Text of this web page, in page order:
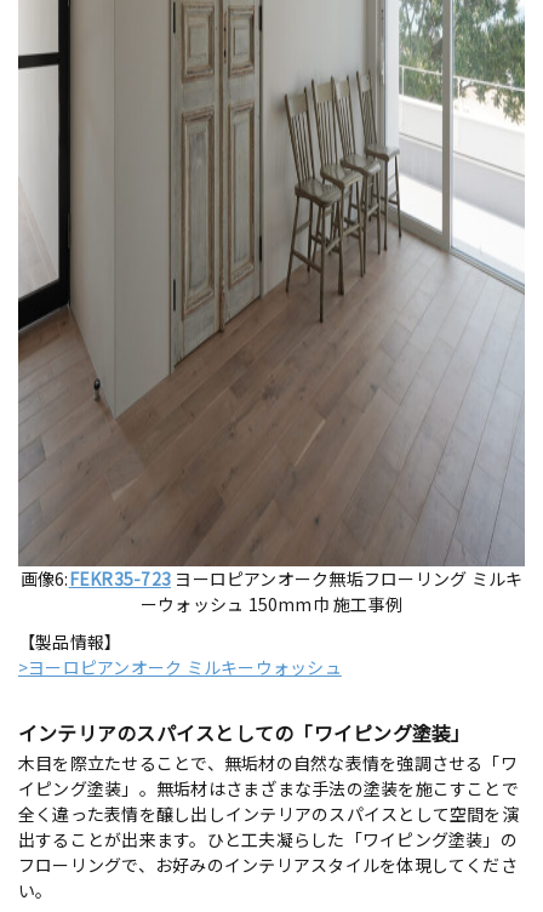
画像6:FEKR35-723 ヨーロピアンオーク無垢フローリング ミルキ
ーウォッシュ 150mm巾 施工事例
【製品情報】
>ヨーロピアンオーク ミルキーウォッシュ
インテリアのスパイスとしての「ワイピング塗装」
木目を際立たせることで、無垢材の自然な表情を強調させる「ワ
イピング塗装」。無垢材はさまざまな手法の塗装を施こすことで
全く違った表情を醸し出しインテリアのスパイスとして空間を演
出することが出来ます。ひと工夫凝らした「ワイピング塗装」の
フローリングで、お好みのインテリアスタイルを体現してくださ
い。